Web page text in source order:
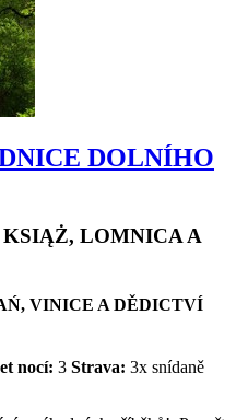
DOLNÍHO
LOMNICA A
VINICE A DĚDICTVÍ
nocí: 3 Strava: 3x snídaně